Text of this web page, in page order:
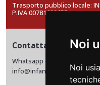
Noi
Noi
Trasporto pubblico locale:
P.IVA 00781600655
Contattaci
Whatsapp +39 0974 198 4230
info@infantebus.it